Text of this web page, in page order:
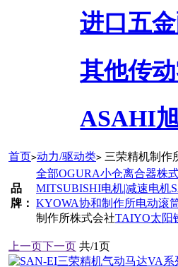
进口五
其他传
ASAHI
首页>动力/驱动类> 三荣精机制作
品
牌：
全部OGURA小仓离合器株
MITSUBISHI电机|减速电机
KYOWA协和制作所电动滚
制作所株式会社TAIYO太阳
上一页下一页 共/1页